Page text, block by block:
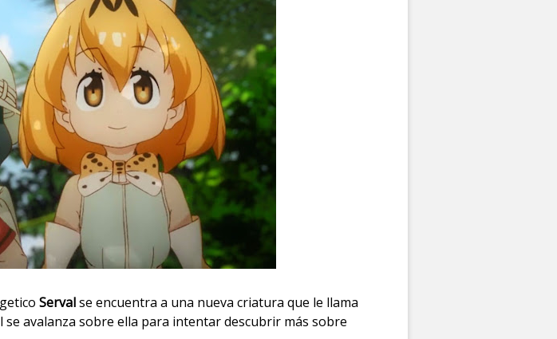
Servalse encuentra a una nueva criatura que le llama
avalanza sobre ella para intentar descubrir más sobre